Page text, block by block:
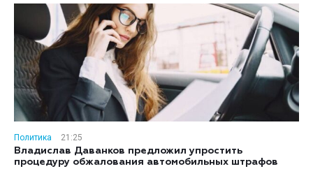
Политика
21:25
Владислав Даванков предложил упростить
процедуру обжалования автомобильных штрафов